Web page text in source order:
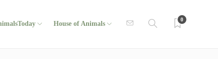
House of Animals
0